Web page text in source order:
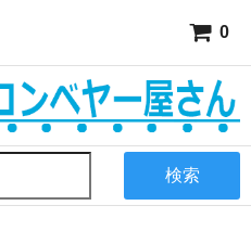
0
検索